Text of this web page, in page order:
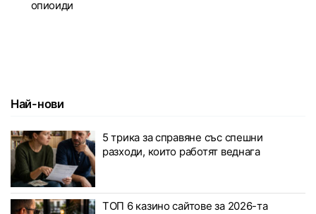
опиоиди
Най-нови
5 трика за справяне със спешни
разходи, които работят веднага
ТОП 6 казино сайтове за 2026-та